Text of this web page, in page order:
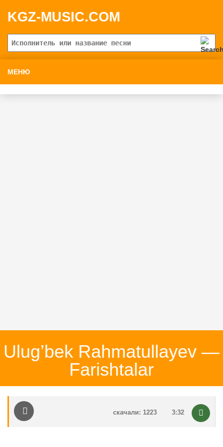
KGZ-MUSIC.COM
МЕНЮ
Ulug’bek Rahmatullayev —
Farishtalar
3:32
скачали: 1223